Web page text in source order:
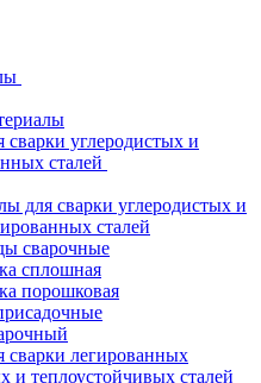
углеродистых и
сталей
для сварки углеродистых и
сталей
сварочные
сплошная
порошковая
сварки легированных
и теплоустойчивых сталей